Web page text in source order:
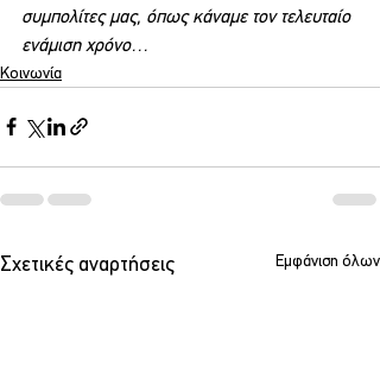
συμπολίτες μας, όπως κάναμε τον τελευταίο
ενάμιση χρόνο…
Κοινωνία
Σχετικές αναρτήσεις Εμφάνιση όλων